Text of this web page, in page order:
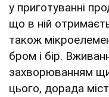
у приготуванні
що в ній
також
бром і бір.
захворюванням
цього, дорада